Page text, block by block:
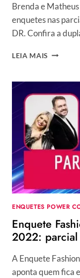
Brenda e
enquetes nas
DR. Confira a
LEIA MAIS
2022
6º
DR:
ENQUETE
INDICA
DE
CASAL
ALTA
ENQUETES POWER
Enquete
2022: parcial
A Enquete
aponta quem fica